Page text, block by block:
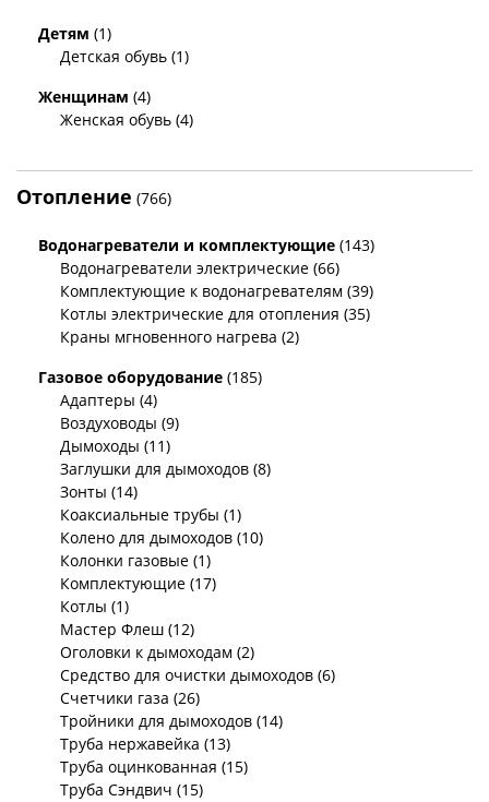
Детям (1)
Детская обувь (1)
Женщинам (4)
Женская обувь (4)
Отопление (766)
Водонагреватели и комплектующие (143)
Водонагреватели электрические (66)
Комплектующие к водонагревателям (39)
Котлы электрические для отопления (35)
Краны мгновенного нагрева (2)
Газовое оборудование (185)
Адаптеры (4)
Воздуховоды (9)
Дымоходы (11)
Заглушки для дымоходов (8)
Зонты (14)
Коаксиальные трубы (1)
Колено для дымоходов (10)
Колонки газовые (1)
Комплектующие (17)
Котлы (1)
Мастер Флеш (12)
Оголовки к дымоходам (2)
Средство для очистки дымоходов (6)
Счетчики газа (26)
Тройники для дымоходов (14)
Труба нержавейка (13)
Труба оцинкованная (15)
Труба Сэндвич (15)